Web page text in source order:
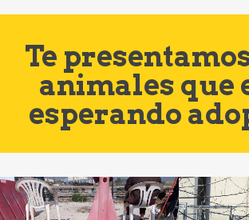
Te
animales que
esperando